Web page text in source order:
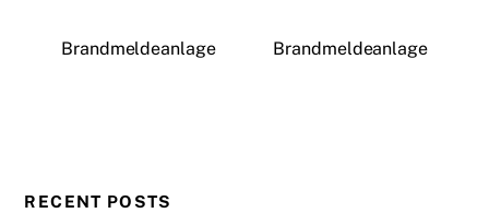
Brandmeldeanlage Brandmeldeanlage
RECENT POSTS